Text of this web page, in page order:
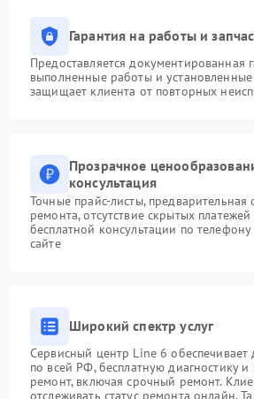
Гарантия на работы и
Предоставляется документированная
выполненные работы и установленные
защищает клиента от повторных
Прозрачное
консультация
Точные прайс-листы, предварительная
ремонта, отсутствие скрытых
бесплатной консультации по
сайте
Широкий спектр услуг
Сервисный центр Line 6 обеспечивает
по всей РФ, бесплатную диагностику и
ремонт, включая срочный ремонт.
отслеживать статус ремонта онлайн.